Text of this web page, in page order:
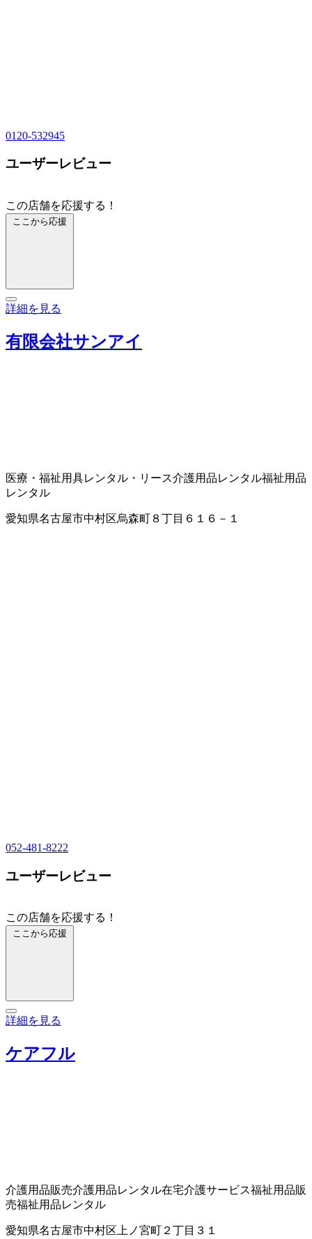
0120-532945
ユーザーレビュー
この店舗を応援する！
ここから応援
詳細を見る
有限会社サンアイ
医療・福祉用具レンタル・リース介護用品レンタル福祉用品
レンタル
愛知県名古屋市中村区烏森町８丁目６１６－１
052-481-8222
ユーザーレビュー
この店舗を応援する！
ここから応援
詳細を見る
ケアフル
介護用品販売介護用品レンタル在宅介護サービス福祉用品販
売福祉用品レンタル
愛知県名古屋市中村区上ノ宮町２丁目３１